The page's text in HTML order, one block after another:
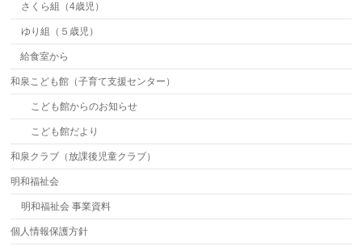
さくら組（4歳児）
ゆり組（５歳児）
給食室から
和泉こども館（子育て支援センター）
こども館からのお知らせ
こども館だより
和泉クラブ（放課後児童クラブ）
明和福祉会
明和福祉会 事業資料
個人情報保護方針